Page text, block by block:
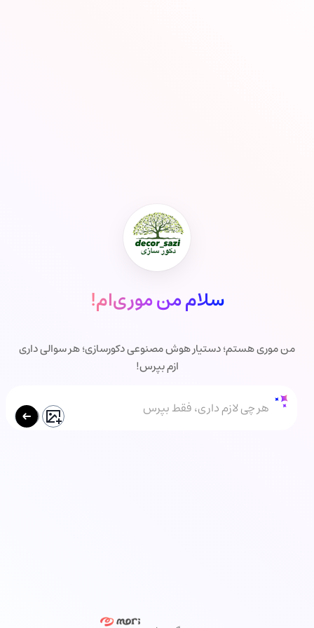
سلام من موری‌ام!
من موری هستم؛ دستیار هوش مصنوعی دکورسازی؛ هر سوالی داری
ازم بپرس!
هر چی لازم داری، فقط بپرس